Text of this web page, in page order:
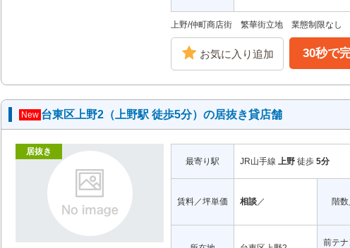
上野/仲町商店街 繁華街立地 業態制限なし
お気に入り追加 30秒で
New 台東区上野2（上野駅 徒歩5分）の居抜き貸店舗
居抜き
最寄り駅 JR山手線 上野 徒歩 5分
賃料／坪単価 相談／ 階
前テナ